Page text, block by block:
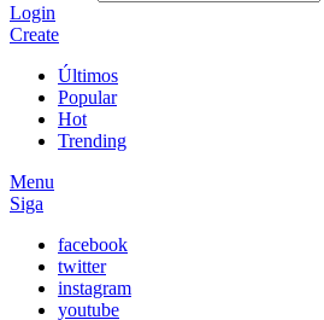
Login
Create
Últimos
Popular
Hot
Trending
Menu
Siga
facebook
twitter
instagram
youtube